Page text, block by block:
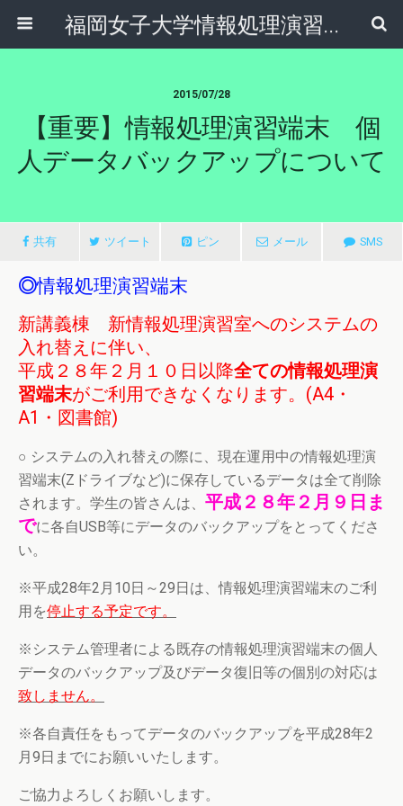
福岡女子大学情報処理演習室
2015/07/28
【重要】情報処理演習端末 個
人データバックアップについて
共有 ツイート ピン メール SMS
◎情報処理演習端末
新講義棟 新情報処理演習室へのシステムの
入れ替えに伴い、
平成２８年２月１０日以降全ての情報処理演
習端末がご利用できなくなります。(A4・
A1・図書館)
○ システムの入れ替えの際に、現在運用中の情報処理演
習端末(Zドライブなど)に保存しているデータは全て削除
されます。学生の皆さんは、 平成２８年２月９日ま
でに各自USB等にデータのバックアップをとってくださ
い。
※平成28年2月10日～29日は、情報処理演習端末のご利
用を停止する予定です。
※システム管理者による既存の情報処理演習端末の個人
データのバックアップ及びデータ復旧等の個別の対応は
致しません。
※各自責任をもってデータのバックアップを平成28年2
月9日までにお願いいたします。
ご協力よろしくお願いします。